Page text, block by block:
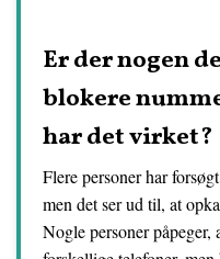
Er der nogen
blokere
har det virket?
Flere personer har
men det ser ud til, at
Nogle personer